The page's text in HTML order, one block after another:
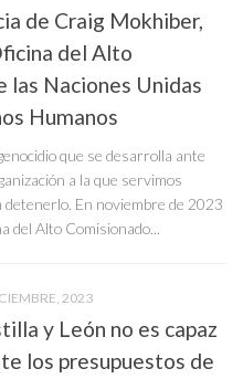
de Craig Mokhiber,
del Alto
las Naciones Unidas
Humanos
que se desarrolla ante
a la que servimos
En noviembre de 2023
del Alto Comisionado...
2023
y León no es capaz
los presupuestos de